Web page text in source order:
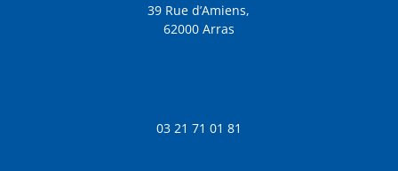
39 Rue d’Amiens,
62000 Arras
03 21 71 01 81